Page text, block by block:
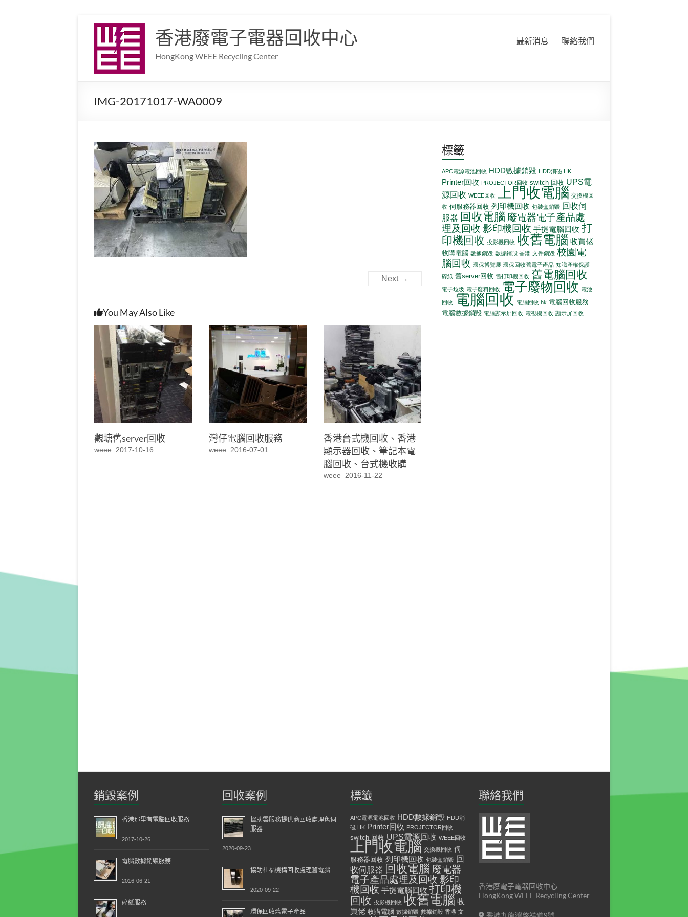
香港廢電子電器回收中心
HongKong WEEE Recycling Center
最新消息 聯絡我們
IMG-20171017-WA0009
Next →
You May Also Like
觀塘舊server回收
weee 2017-10-16
灣仔電腦回收服務
weee 2016-07-01
香港台式機回收、香港
顯示器回收、筆記本電
腦回收、台式機收購
weee 2016-11-22
標籤
APC電源電池回收 HDD數據銷毀 HDD消磁 HK
Printer回收 PROJECTOR回收 switch 回收 UPS電
源回收 WEEE回收 上門收電腦 交換機回
收 伺服務器回收 列印機回收 包裝盒銷毀 回收伺
服器 回收電腦 廢電器電子產品處
理及回收 影印機回收 手提電腦回收 打
印機回收 投影機回收 收舊電腦 收買佬
收購電腦 數據銷毀 數據銷毀 香港 文件銷毀 校園電
腦回收 環保博覽展 環保回收舊電子產品 知識產權保護
碎紙 舊server回收 舊打印機回收 舊電腦回收
電子垃圾 電子廢料回收 電子廢物回收 電池
回收 電腦回收 電腦回收 hk 電腦回收服務
電腦數據銷毀 電腦顯示屏回收 電視機回收 顯示屏回收
銷毀案例
香港那里有電腦回收服務
2017-10-26
電腦數據銷毀服務
2016-06-21
碎紙服務
回收案例
協助雲服務提供商回收處理舊伺
服器
2020-09-23
協助社福機構回收處理舊電腦
2020-09-22
環保回收舊電子產品
標籤
APC電源電池回收 HDD數據銷毀 HDD消
磁 HK Printer回收 PROJECTOR回收
switch 回收 UPS電源回收 WEEE回收
上門收電腦 交換機回收 伺
服務器回收 列印機回收 包裝盒銷毀 回
收伺服器 回收電腦 廢電器
電子產品處理及回收 影印
機回收 手提電腦回收 打印機
回收 投影機回收 收舊電腦 收
買佬 收購電腦 數據銷毀 數據銷毀 香港 文
聯絡我們
香港廢電子電器回收中心
HongKong WEEE Recycling Center